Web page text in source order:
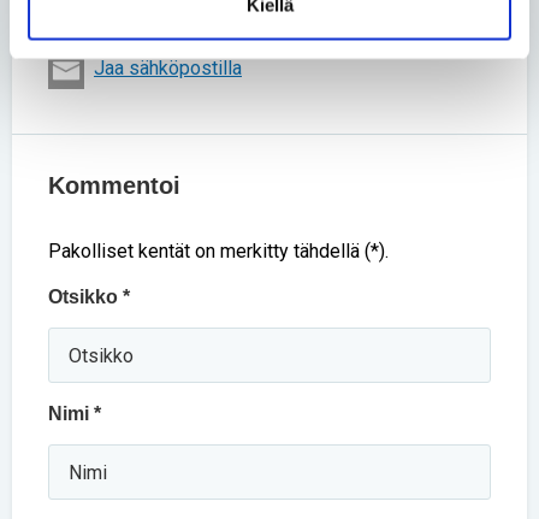
Kiellä
Jaa sähköpostilla
Kommentoi
Pakolliset kentät on merkitty tähdellä (*).
Otsikko *
Nimi *